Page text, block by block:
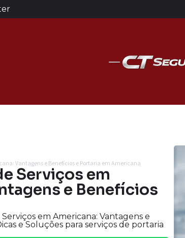
Vantagens e Benefícios e Portaria em Americana
Serviços em
e Benefícios
em Americana: Vantagens e
e Soluções para serviços de portaria